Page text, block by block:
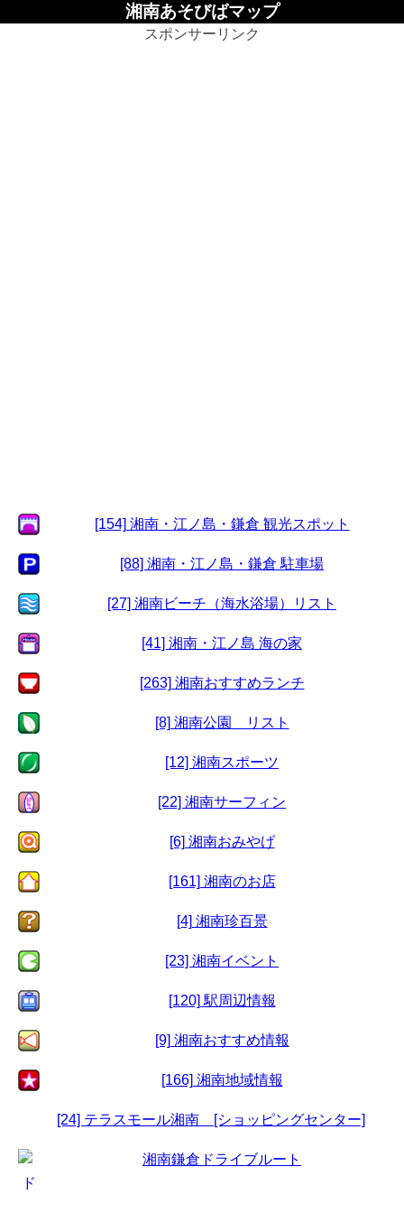
湘南あそびばマップ
スポンサーリンク
[154] 湘南・江ノ島・鎌倉 観光スポット
[88] 湘南・江ノ島・鎌倉 駐車場
[27] 湘南ビーチ（海水浴場）リスト
[41] 湘南・江ノ島 海の家
[263] 湘南おすすめランチ
[8] 湘南公園 リスト
[12] 湘南スポーツ
[22] 湘南サーフィン
[6] 湘南おみやげ
[161] 湘南のお店
[4] 湘南珍百景
[23] 湘南イベント
[120] 駅周辺情報
[9] 湘南おすすめ情報
[166] 湘南地域情報
[24] テラスモール湘南 [ショッピングセンター]
湘南鎌倉ドライブルート